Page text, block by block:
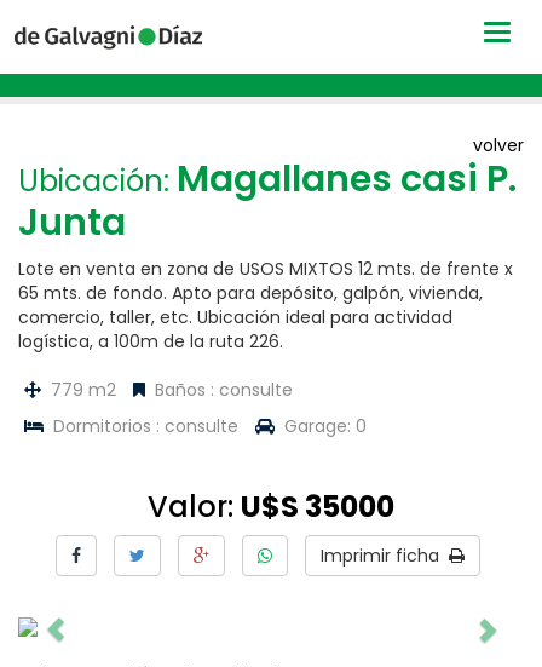
volver
Ubicación: Magallanes casi P.
Junta
Lote en venta en zona de USOS MIXTOS 12 mts. de frente x
65 mts. de fondo. Apto para depósito, galpón, vivienda,
comercio, taller, etc. Ubicación ideal para actividad
logística, a 100m de la ruta 226.
779 m2
Baños : consulte
Dormitorios : consulte
Garage: 0
Valor: U$S 35000
Imprimir ficha